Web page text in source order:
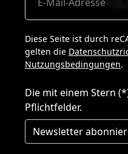
Diese Seite ist durch
gelten die
Nutzungsbedingungen.
Die mit einem Stern
Pflichtfelder.
Newsletter